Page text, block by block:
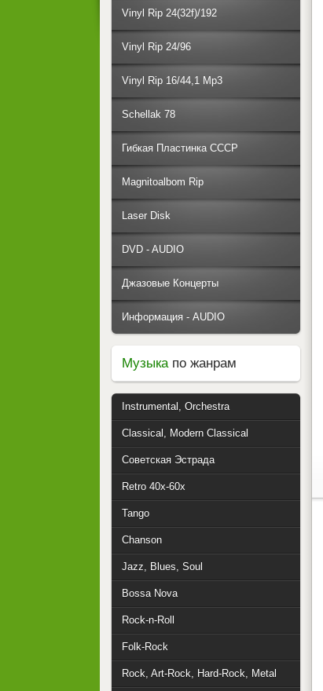
Vinyl Rip 24(32f)/192
Vinyl Rip 24/96
Vinyl Rip 16/44,1 Mp3
Schellak 78
Гибкая Пластинка СССР
Magnitoalbom Rip
Laser Disk
DVD - AUDIO
Джазовые Концерты
Информация - AUDIO
Музыкапо жанрам
Instrumental, Orchestra
Classical, Modern Classical
Советская Эстрада
Retro 40x-60x
Tango
Chanson
Jazz, Blues, Soul
Bossa Nova
Rock-n-Roll
Folk-Rock
Rock, Art-Rock, Hard-Rock, Metal